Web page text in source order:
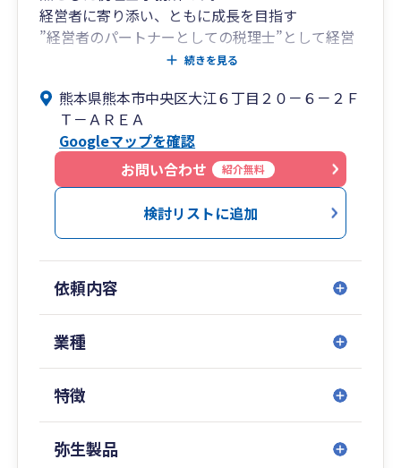
経営者に寄り添い、ともに成長を目指す
”経営者のパートナーとしての税理士”として経営
をサポートします。
柄と愛嬌が良い税理士事務所を目指す」です。
・事務所の体制
代表税理士と、キャリアの長い専門スタッフ（行
政書士）の2人体制で対応していおります。
代表税理士は1980年生まれですので、これから起
業する方など、長期に渡ってサポートすることが
りますので、財務業務のオンライン化や効率化な
どの課題に対応することができます。
掲載しております。
年間の料金が確定しておりますので、安心してご
依頼ください。
続きを見る
熊本県熊本市中央区大江６丁目２０－６－２Ｆ
Ｔ－ＡＲＥＡ
Googleマップを確認
お問い合わせ
紹介無料
検討リストに追加
依頼内容
業種
特徴
弥生製品